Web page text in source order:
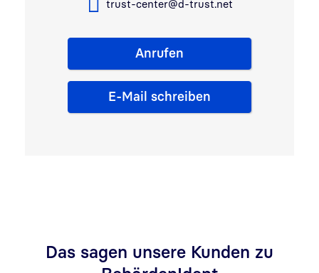
trust-center@d-trust.net
Anrufen
E-Mail schreiben
Das sagen unsere Kunden zu